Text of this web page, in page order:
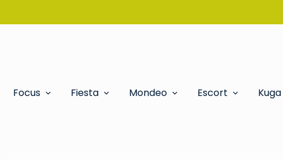
Focus Fiesta Mondeo Escort Kuga